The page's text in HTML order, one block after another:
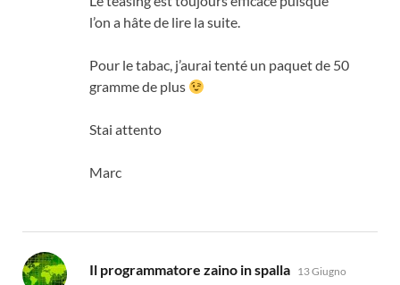
l’on a hâte de lire la suite.
Pour le tabac, j’aurai tenté un paquet de 50
gramme de plus
Stai attento
Marc
Il programmatore zaino in spalla dice:
13 Giugno